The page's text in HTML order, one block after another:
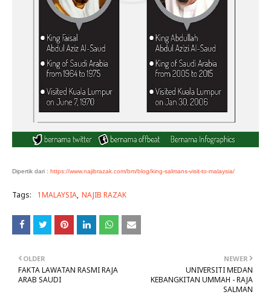
Dipertik dari : https://www.najibrazak.com/bm/blog/king-salmans-visit-to-malaysia/
Tags: 1MALAYSIA NAJIB RAZAK
NEWER
UNIVERSITI MEDAN
KEBANGKITAN UMMAH - RAJA
SALMAN
OLDER
FAKTA LAWATAN RASMI RAJA
ARAB SAUDI